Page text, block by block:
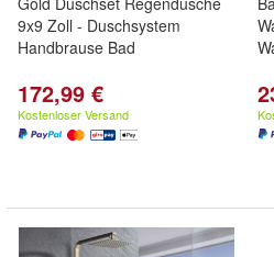
9x9 Zoll - Duschsystem
Handbrause Bad
172,99 €
Kostenloser Versand